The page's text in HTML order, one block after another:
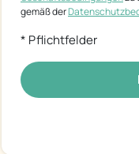
gemäß der
* Pflichtfelder